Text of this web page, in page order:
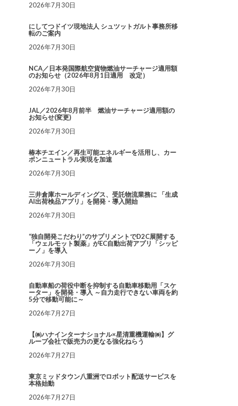
2026年7月30日
にしてつドイツ現地法人 シュツットガルト事務所移
転のご案内
2026年7月30日
NCA／日本発国際航空貨物燃油サーチャージ適用額
のお知らせ（2026年8月1日適用 改定）
2026年7月30日
JAL／2026年8月前半 燃油サーチャージ適用額の
お知らせ(変更)
2026年7月30日
椿本チエイン／再生可能エネルギーを活用し、カー
ボンニュートラル実現を加速
2026年7月30日
三井倉庫ホールディングス、受託物流業務に 「生成
AI出荷検品アプリ」を開発・導入開始
2026年7月30日
“独自開発こだわり”のサプリメントでD2C展開する
「ウェルモット製薬」がEC自動出荷アプリ「シッピ
ーノ」を導入
2026年7月30日
自動車船の荷役中断を抑制する自動車移動用「スケ
ーター」を開発・導入 ～自力走行できない車両を約
5分で移動可能に～
2026年7月27日
【㈱ハナインターナショナル×星清重機運輸㈱】グ
ループ会社で販売力の更なる強化ねらう
2026年7月27日
東京ミッドタウン八重洲でロボット配送サービスを
本格始動
2026年7月27日